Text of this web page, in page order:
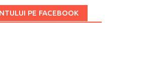
PE FACEBOOK